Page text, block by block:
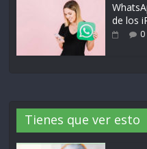
de los
0
Tienes que ver esto